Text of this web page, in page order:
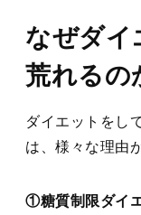
なぜダイ
荒れるの
ダイエットをし
は、様々な理由
①糖質制限ダイ